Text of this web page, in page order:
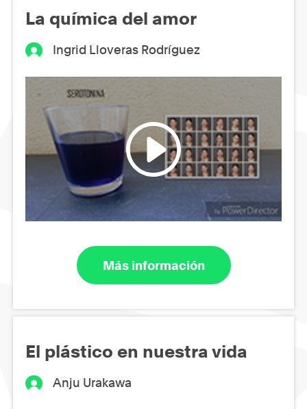
La química del amor
Ingrid Lloveras Rodríguez
Más información
El plástico en nuestra vida
Anju Urakawa